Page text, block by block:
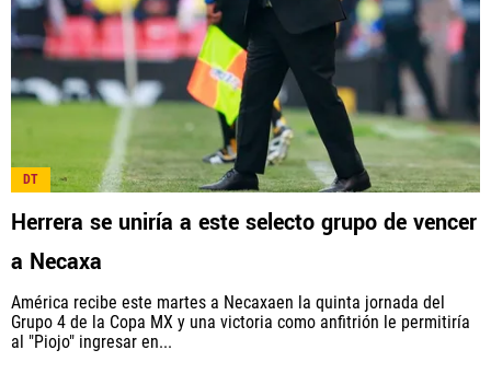
DT
Herrera se uniría a este selecto grupo de vencer
a Necaxa
América recibe este martes a Necaxaen la quinta jornada del
Grupo 4 de la Copa MX y una victoria como anfitrión le permitiría
al "Piojo" ingresar en...